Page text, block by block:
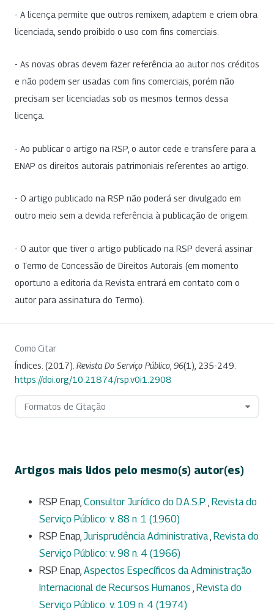
- A licença permite que outros remixem, adaptem e criem obra
licenciada, sendo proibido o uso com fins comerciais.
- As novas obras devem fazer referência ao autor nos créditos
e não podem ser usadas com fins comerciais, porém não
precisam ser licenciadas sob os mesmos termos dessa
licença.
- Ao publicar o artigo na RSP, o autor cede e transfere para a
ENAP os direitos autorais patrimoniais referentes ao artigo.
- O artigo publicado na RSP não poderá ser divulgado em
outro meio sem a devida referência à publicação de origem.
- O autor que tiver o artigo publicado na RSP deverá assinar
o Termo de Concessão de Direitos Autorais (em momento
oportuno a editoria da Revista entrará em contato com o
autor para assinatura do Termo).
Como Citar
Índices. (2017). Revista Do Serviço Público 96(1), 235-249.
https://doi.org/10.21874/rsp.v0i1.2908
Formatos de Citação
Artigos mais lidos pelo mesmo(s) autor(es)
RSP Enap, Consultor Jurídico do D.A.S.P. Revista do
Serviço Público: v. 88 n. 1 (1960)
RSP Enap, Jurisprudência Administrativa Revista do
Serviço Público: v. 98 n. 4 (1966)
RSP Enap, Aspectos Específicos da Administração
Internacional de Recursos Humanos Revista do
Serviço Público: v. 109 n. 4 (1974)